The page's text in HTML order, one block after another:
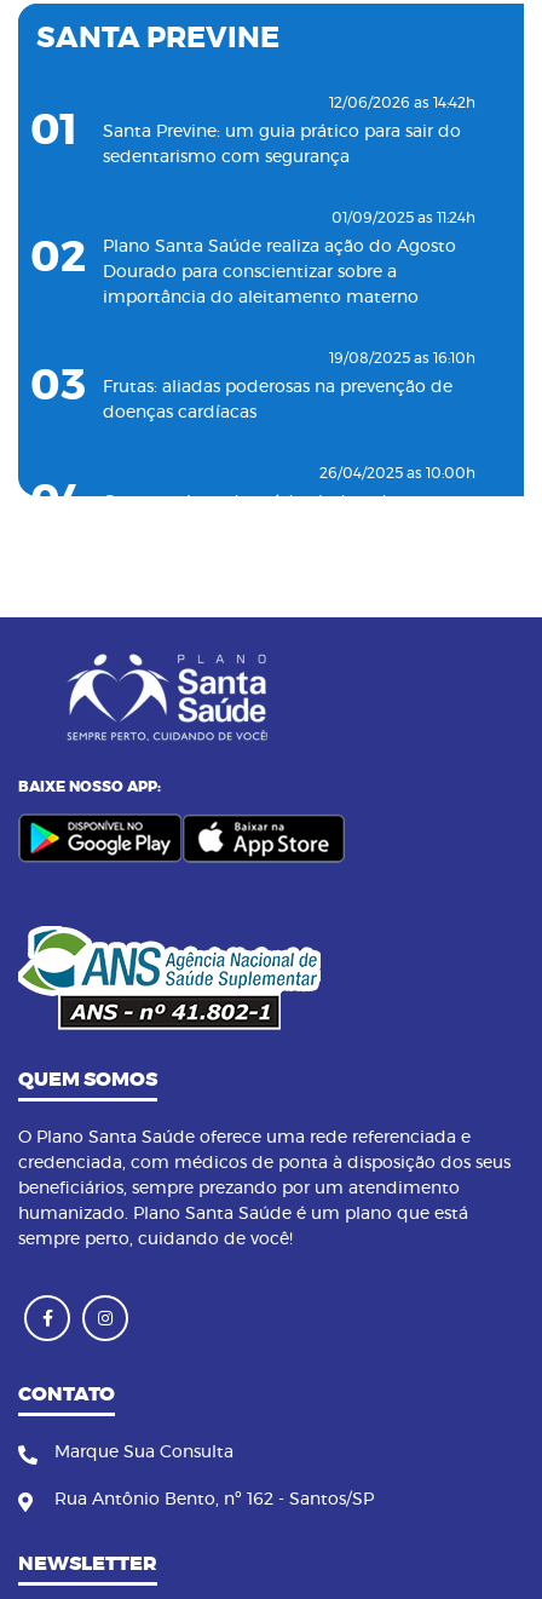
Santos
Clínica Santa Saúde inaugurará unidade no
município de Guarujá
Santa Saúde Consultas inaugura nova
unidade de coleta laboratorial em conjunto
com o Plano Santa Casa Saúde
SANTA PREVINE
01
12/06/2026 as 14:42h
Santa Previne: um guia prático para sair do
sedentarismo com segurança
02
01/09/2025 as 11:24h
Plano Santa Saúde realiza ação do Agosto
Dourado para conscientizar sobre a
importância do aleitamento materno
03
19/08/2025 as 16:10h
Frutas: aliadas poderosas na prevenção de
doenças cardíacas
04
26/04/2025 as 10:00h
Como o plano de saúde ajuda a detectar
05
Entenda o por que a pressão 12 por 8 passou
06
Alimentos termogênicos: conheça quais são
07 23/09/2023 as 14:00h
Yoga: conheça 6 benefícios dessa prática
08
benefícios dessa prática
BAIXE NOSSO APP:
QUEM SOMOS
O Plano Santa Saúde oferece uma rede referenciada e
credenciada, com médicos de ponta à disposição dos seus
beneficiários, sempre prezando por um atendimento
humanizado. Plano Santa Saúde é um plano que está
sempre perto, cuidando de você!
CONTATO
Marque Sua Consulta
Rua Antônio Bento, nº 162 - Santos/SP
NEWSLETTER